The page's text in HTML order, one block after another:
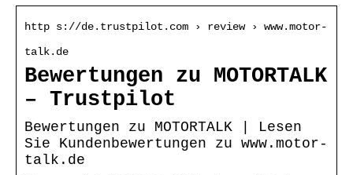
http s://de.trustpilot.com › review › www.motor-
talk.de
Bewertungen zu MOTORTALK
– Trustpilot
Bewertungen zu MOTORTALK | Lesen
Sie Kundenbewertungen zu www.motor-
talk.de